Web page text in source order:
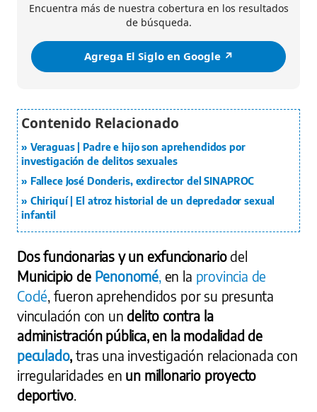
Encuentra más de nuestra cobertura en los resultados
de búsqueda.
Agrega El Siglo en Google ↗️
Veraguas | Padre e hijo son aprehendidos por
investigación de delitos sexuales
Fallece José Donderis, exdirector del SINAPROC
Chiriquí | El atroz historial de un depredador sexual
infantil
Dos funcionarias y un exfuncionariodel
Municipio dePenonomé en la provincia de
Coclé , fueron aprehendidos por su presunta
vinculación con un delito contra la
administración pública, en la modalidad de
peculado,tras una investigación relacionada con
irregularidades en un millonario proyecto
deportivo